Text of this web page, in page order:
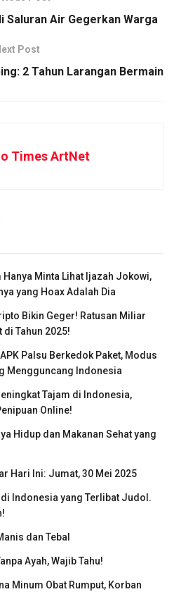
Saluran Air Gegerkan Warga
Post
2 Tahun Larangan Bermain
Times ArtNet
Minta Lihat Ijazah Jokowi,
yang Hoax Adalah Dia
Bikin Geger! Ratusan Miliar
di Tahun 2025!
Palsu Berkedok Paket, Modus
Mengguncang Indonesia
Tajam di Indonesia,
Online!
Hidup dan Makanan Sehat yang
Hari Ini: Jumat, 30 Mei 2025
Indonesia yang Terlibat Judol.
dan Tebal
Ayah, Wajib Tahu!
Minum Obat Rumput, Korban